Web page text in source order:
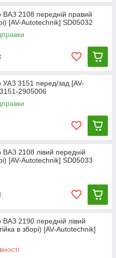
ВАЗ 2108 передній правий
[AV-Autotechnik] SD05032
УАЗ 3151 перед/зад [AV-
2905006
ВАЗ 2108 лівий передній
[AV-Autotechnik] SD05033
ВАЗ 2190 передній лівий
в зборі) [AV-Autotechnik]